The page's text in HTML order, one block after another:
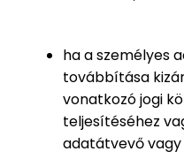
ha a személyes
továbbítása
vonatkozó jogi
teljesítéséhez
adatátvevő